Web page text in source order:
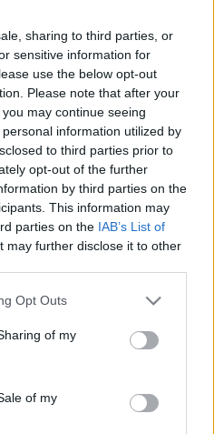
sharing to third parties, or
sensitive information for
use the below opt-out
Please note that after your
may continue seeing
information utilized by
to third parties prior to
opt-out of the further
by third parties on the
This information may
parties on the IAB’s List of
may further disclose it to other
uses one or more Google
behaviour. You may click to
and its third-party tags to
purposes in below Google
Opt Outs
of my
of my
és a diákok
pályázókat
még a
nélkül, ezért
is kinevezett
indul a tanév – írja a
ez elő
például sztrájk vagy
Többek között
Ferenc Gimnázium, a
Spanyol
bicskei Csokonai Vitéz